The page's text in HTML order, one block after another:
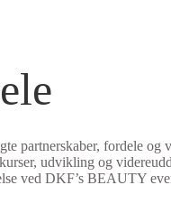
partnerskaber, fordele
udvikling og
ved DKF’s BEAUTY